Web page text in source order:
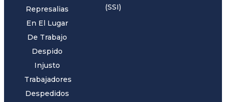
Represalias
En El Lugar
De Trabajo
Despido
Injusto
Trabajadores
Despedidos
(SSI)